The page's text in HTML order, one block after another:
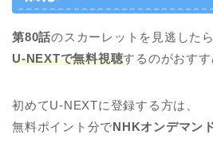
第80話のスカーレットを見逃したら
U-NEXTで無料視聴するのがおすす
初めてU-NEXTに登録する方は、
無料ポイント分でNHKオンデマン